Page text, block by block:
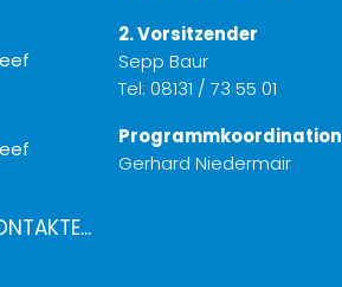
2. Vorsitzender
Sepp Baur
Tel: 08131 / 73 55 01
Programmkoordination
Gerhard Niedermair